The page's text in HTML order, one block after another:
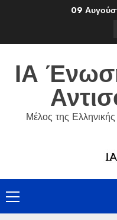
09
ΙΑ
Μέλος της
Primary
Menu